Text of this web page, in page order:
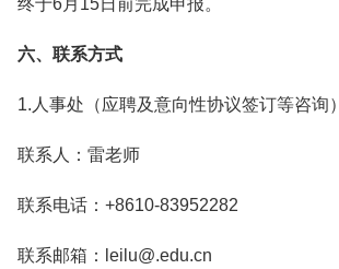
终于6月15日前完成申报。
六、联系方式
1.人事处（应聘及意向性协议签订等咨询）
联系人：雷老师
联系电话：+8610-83952282
联系邮箱：leilu@.edu.cn